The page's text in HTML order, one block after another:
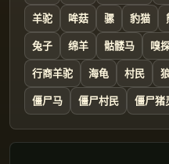
羊驼
哞菇 骡 豹猫
兔子
绵羊 骷髅马 嗅
行商羊驼
海龟 村民
僵尸马
僵尸村民 僵尸猪